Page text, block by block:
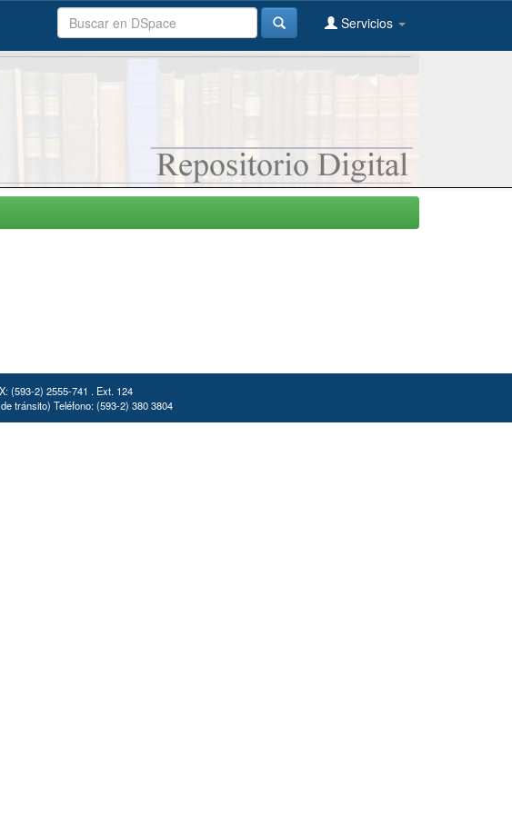
Servicios
(593-2) 2555-741 . Ext. 124
tránsito) Teléfono: (593-2) 380 3804